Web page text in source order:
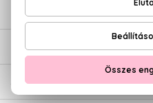
ÉRTÉKELÉSEK (0)
SZÁLLÍTÁS